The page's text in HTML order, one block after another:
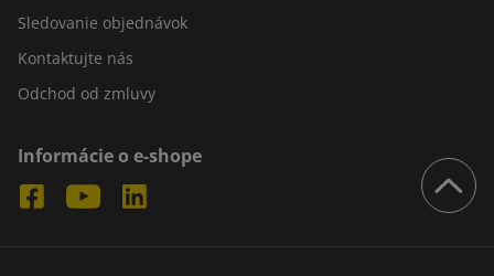
Sledovanie objednávok
Kontaktujte nás
Odchod od zmluvy
Informácie o e-shope